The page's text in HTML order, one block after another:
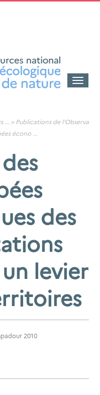
Toggle
... > Publications de l'Observa
écono
des
levier
2010